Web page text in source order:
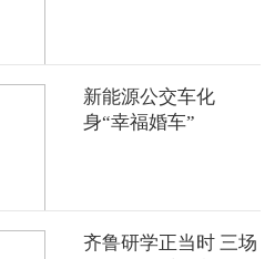
新能源公交车化
身“幸福婚车”
齐鲁研学正当时 三场